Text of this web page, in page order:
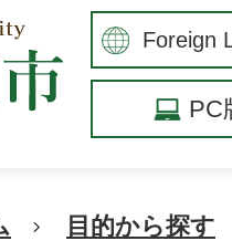
PC
目的から探す